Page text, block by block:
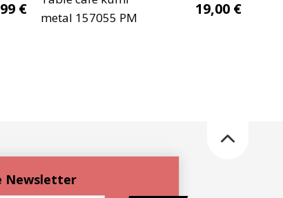
€
metal 157055 PM
19,00 €
Newsletter